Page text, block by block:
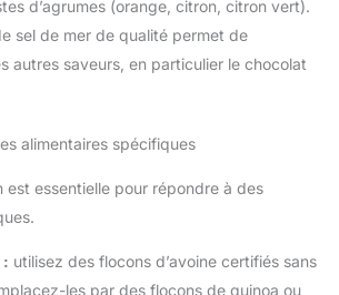
d’agrumes (orange, citron, citron vert).
sel de mer de qualité permet de
autres saveurs, en particulier le chocolat
alimentaires spécifiques
est essentielle pour répondre à des
: utilisez des flocons d’avoine certifiés sans
les par des flocons de quinoa ou